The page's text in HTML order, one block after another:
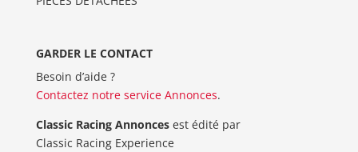
GARDER LE CONTACT
Besoin d’aide ?
Contactez notre service Annonces.
Classic Racing Annoncesest édité par
Classic Racing Experience